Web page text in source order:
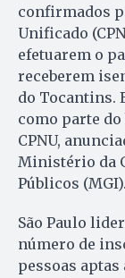
confirmados
Unificado
efetuarem o
receberem
do Tocantins.
como parte
CPNU,
Ministério da
Públicos (MGI).
São Paulo
número de
pessoas